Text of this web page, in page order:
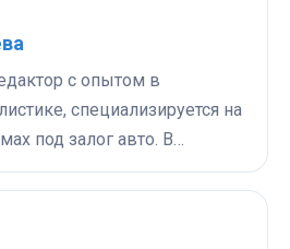
с опытом в
специализируется на
под залог авто. В…